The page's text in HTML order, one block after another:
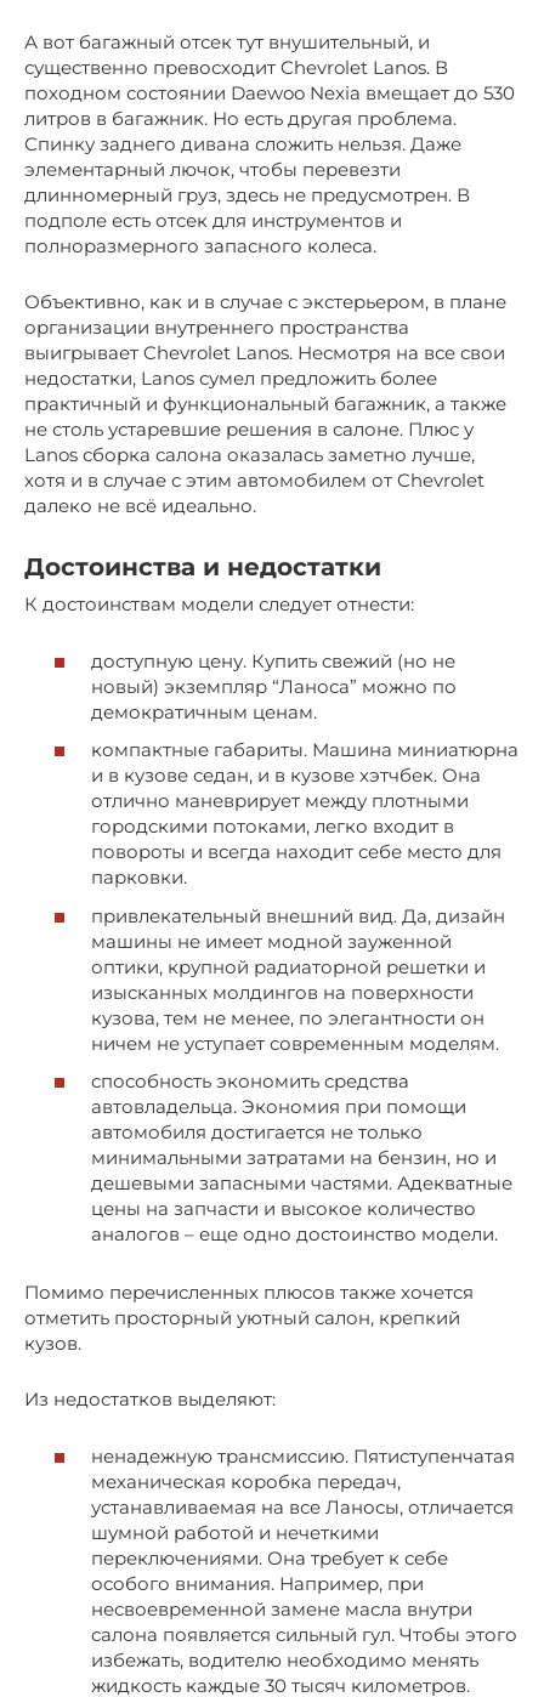
А вот багажный отсек тут внушительный, и
существенно превосходит Chevrolet Lanos. В
походном состоянии Daewoo Nexia вмещает до 530
литров в багажник. Но есть другая проблема.
Спинку заднего дивана сложить нельзя. Даже
элементарный лючок, чтобы перевезти
длинномерный груз, здесь не предусмотрен. В
подполе есть отсек для инструментов и
полноразмерного запасного колеса.
Объективно, как и в случае с экстерьером, в плане
организации внутреннего пространства
выигрывает Chevrolet Lanos. Несмотря на все свои
недостатки, Lanos сумел предложить более
практичный и функциональный багажник, а также
не столь устаревшие решения в салоне. Плюс у
Lanos сборка салона оказалась заметно лучше,
хотя и в случае с этим автомобилем от Chevrolet
далеко не всё идеально.
Достоинства и недостатки
К достоинствам модели следует отнести:
доступную цену. Купить свежий (но не
новый) экземпляр “Ланоса” можно по
демократичным ценам.
компактные габариты. Машина миниатюрна
и в кузове седан, и в кузове хэтчбек. Она
отлично маневрирует между плотными
городскими потоками, легко входит в
повороты и всегда находит себе место для
парковки.
привлекательный внешний вид. Да, дизайн
машины не имеет модной зауженной
оптики, крупной радиаторной решетки и
изысканных молдингов на поверхности
кузова, тем не менее, по элегантности он
ничем не уступает современным моделям.
способность экономить средства
автовладельца. Экономия при помощи
автомобиля достигается не только
минимальными затратами на бензин, но и
дешевыми запасными частями. Адекватные
цены на запчасти и высокое количество
аналогов – еще одно достоинство модели.
Помимо перечисленных плюсов также хочется
отметить просторный уютный салон, крепкий
кузов.
Из недостатков выделяют:
ненадежную трансмиссию. Пятиступенчатая
механическая коробка передач,
устанавливаемая на все Ланосы, отличается
шумной работой и нечеткими
переключениями. Она требует к себе
особого внимания. Например, при
несвоевременной замене масла внутри
салона появляется сильный гул. Чтобы этого
избежать, водителю необходимо менять
жидкость каждые 30 тысяч километров.